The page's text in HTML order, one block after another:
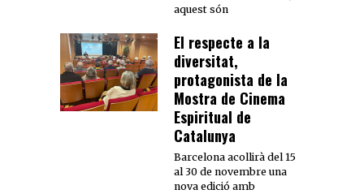
aquest són
El respecte a la
diversitat,
protagonista de la
Mostra de Cinema
Espiritual de
Catalunya
Barcelona acollirà del 15
al 30 de novembre una
nova edició amb